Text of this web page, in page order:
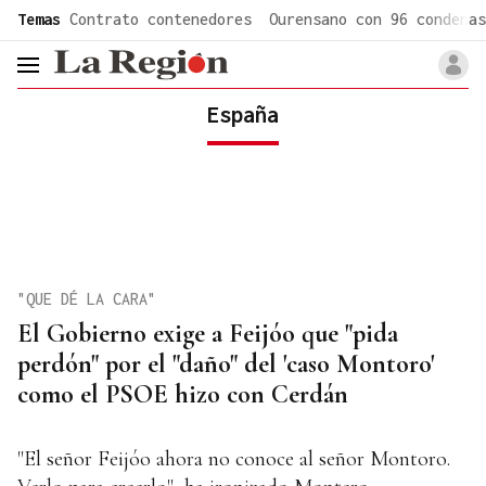
Temas Contrato contenedores Ourensano con 96 condenas
header.menu.open
España
El Gobierno exige a Feijóo que "pida
perdón" por el "daño" del 'caso Montoro'
como el PSOE hizo con Cerdán
"QUE DÉ LA CARA"
"El señor Feijóo ahora no conoce al señor Montoro.